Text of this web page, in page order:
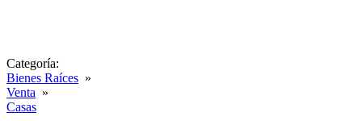
Categoría:
Bienes Raíces »
Venta »
Casas